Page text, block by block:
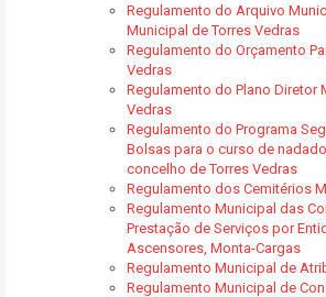
Regulamento do Arquivo
Municipal de Torres Vedras
Regulamento do Orçamento
Vedras
Regulamento do Plano Diretor
Vedras
Regulamento do Programa
Bolsas para o curso de
concelho de Torres Vedras
Regulamento dos Cemitérios
Regulamento Municipal das
Prestação de Serviços por
Ascensores, Monta-Cargas
Regulamento Municipal de
Regulamento Municipal de